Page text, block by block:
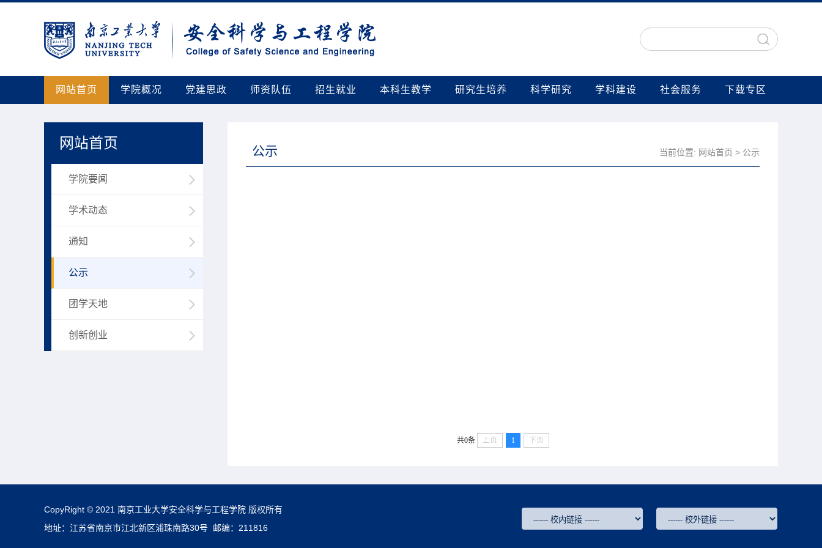
网站首页 学院概况 党建思政 师资队伍 招生就业 本科生教学 研究生培养 科学研究 学科建设 社会服务 下载专区
网站首页
学院要闻
学术动态
通知
公示
团学天地
创新创业
公示 当前位置: 网站首页 > 公示
共0条 上页 1 下页
CopyRight © 2021 南京工业大学安全科学与工程学院 版权所有
地址：江苏省南京市江北新区浦珠南路30号 邮编：211816